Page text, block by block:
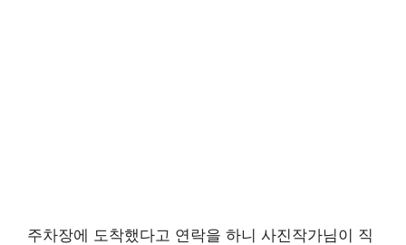
주차장에 도착했다고 연락을 하니 사진작가님이 직